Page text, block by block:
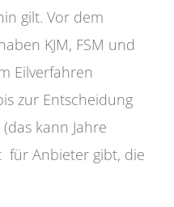
gilt. Vor dem
KJM, FSM und
Eilverfahren
zur Entscheidung
kann Jahre
für Anbieter gibt, die